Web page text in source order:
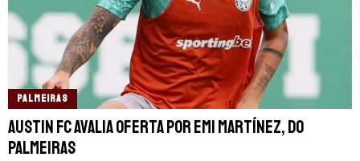
PALMEIRAS
Austin FC avalia oferta por Emi Martínez, do
Palmeiras